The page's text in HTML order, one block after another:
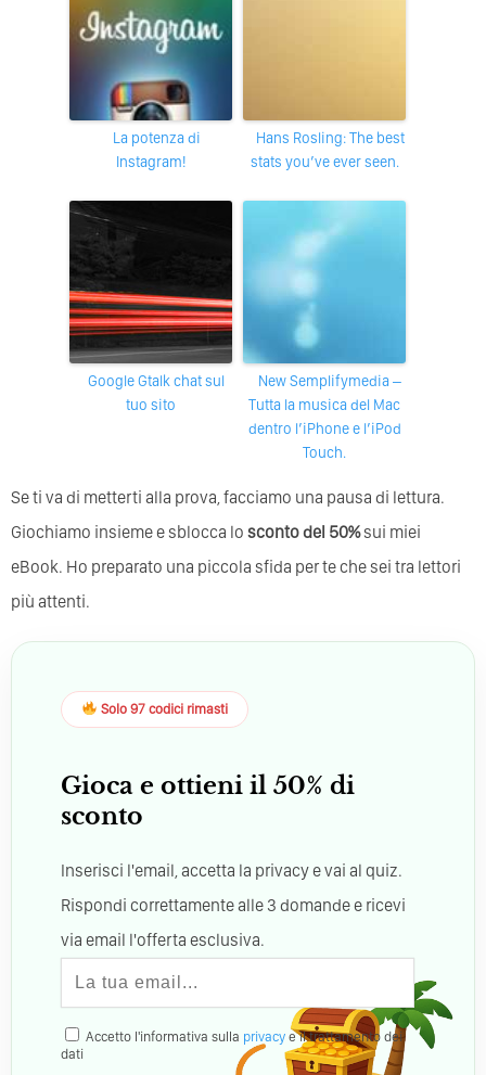
La potenza di
Instagram!
Hans Rosling: The best
stats you’ve ever seen.
Google Gtalk chat sul
tuo sito
New Semplifymedia –
Tutta la musica del Mac
dentro l’iPhone e l’iPod
Touch.
Se ti va di metterti alla prova, facciamo una pausa di lettura.
Giochiamo insieme e sblocca lo sconto del 50%sui miei
eBook. Ho preparato una piccola sfida per te che sei tra lettori
più attenti.
Solo 97 codici rimasti
Gioca e ottieni il 50% di
sconto
Inserisci l'email, accetta la privacy e vai al quiz.
Rispondi correttamente alle 3 domande e ricevi
via email l'offerta esclusiva.
Accetto l'informativa sulla privacy e il trattamento dei
dati